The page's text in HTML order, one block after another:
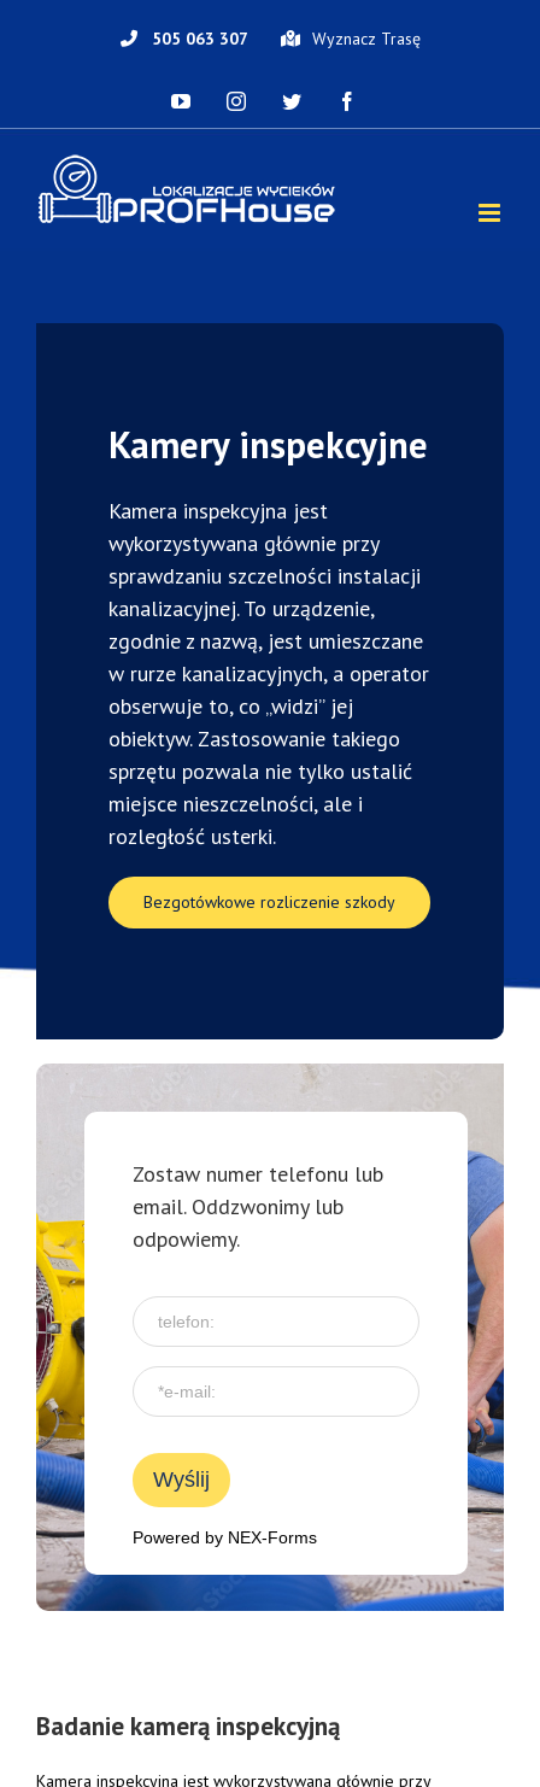
505 063 307 Wyznacz Trasę
YouTubeInstagramTwitter
Kamery inspekcyjne
Kamera inspekcyjna jest
wykorzystywana głównie przy
sprawdzaniu szczelności instalacji
kanalizacyjnej. To urządzenie,
zgodnie z nazwą, jest umieszczane
w rurze kanalizacyjnych, a operator
obserwuje to, co „widzi” jej
obiektyw. Zastosowanie takiego
sprzętu pozwala nie tylko ustalić
miejsce nieszczelności, ale i
rozległość usterki.
Bezgotówkowe rozliczenie szkody
Zostaw numer telefonu lub
email. Oddzwonimy lub
odpowiemy.
Wyślij
Powered by NEX-Forms
Badanie kamerą inspekcyjną
Kamera inspekcyjna jest wykorzystywana głównie przy